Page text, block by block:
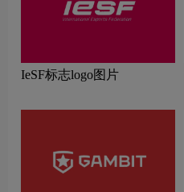
IeSF标志logo图片